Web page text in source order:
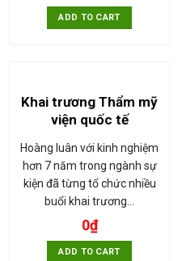
ADD TO CART
Khai trương Thẩm mỹ
viện quốc tế
Hoàng luân với kinh nghiệm
hơn 7 năm trong ngành sự
kiện đã từng tổ chức nhiều
buổi khai trương…
0₫
ADD TO CART